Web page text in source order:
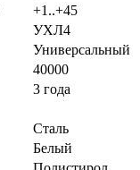
+1..+45
УХЛ4
Универсальный
40000
3 года
Сталь
Белый